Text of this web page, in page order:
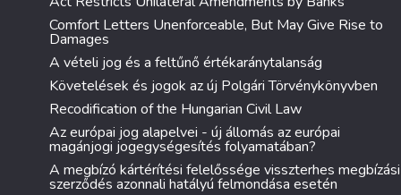
Comfort Letters Unenforceable, But May Give Rise to
Damages
A vételi jog és a feltűnő értékaránytalanság
Követelések és jogok az új Polgári Törvénykönyvben
Recodification of the Hungarian Civil Law
Az európai jog alapelvei - új állomás az európai
magánjogi jogegységesítés folyamatában?
A megbízó kártérítési felelőssége visszterhes megbízási
szerződés azonnali hatályú felmondása esetén